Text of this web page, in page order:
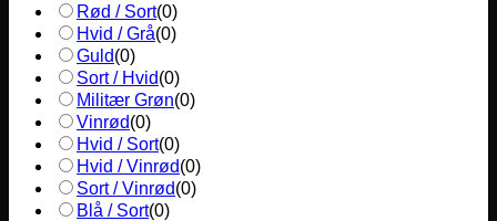
Rød / Sort(0)
Hvid / Grå(0)
Guld(0)
Sort / Hvid(0)
Militær Grøn(0)
Vinrød(0)
Hvid / Sort(0)
Hvid / Vinrød(0)
Sort / Vinrød(0)
Blå / Sort(0)